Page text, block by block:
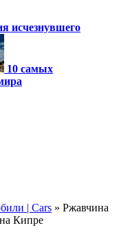
исчезнувшего
10 самых
| Cars » Ржавчина
Кипре